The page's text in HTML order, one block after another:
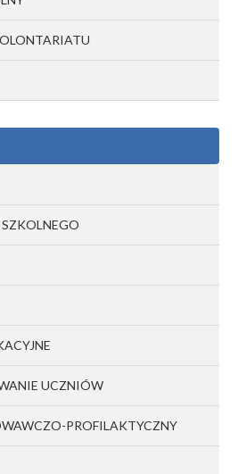
UCZNIÓW
PROFILAKTYCZNY